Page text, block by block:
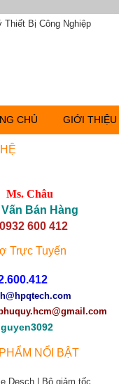
Ms. Châu
Bán Hàng
0932 600 412
Trực Tuyến
@hpqtech.com
NỔI BẬT
CHỦ GIỚI THIỆU